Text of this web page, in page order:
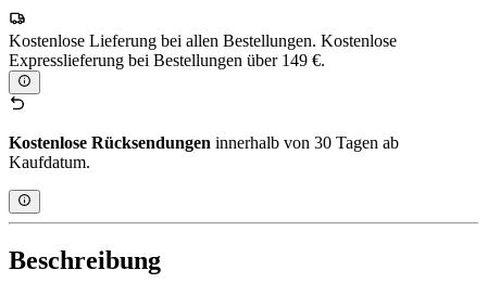
Kostenlose Lieferung bei allen Bestellungen. Kostenlose
Expresslieferung bei Bestellungen über 149 €.
Kostenlose Rücksendungen innerhalb von 30 Tagen ab
Kaufdatum.
Beschreibung